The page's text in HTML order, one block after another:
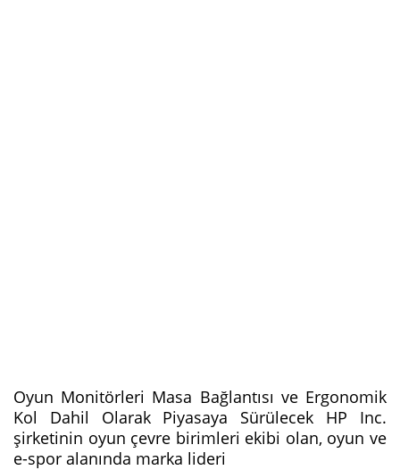
Oyun Monitörleri Masa Bağlantısı ve Ergonomik
Kol Dahil Olarak Piyasaya Sürülecek HP Inc.
şirketinin oyun çevre birimleri ekibi olan, oyun ve
e-spor alanında marka lideri